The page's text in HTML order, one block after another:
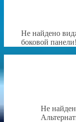
Не найдено
боковой панели!
Не